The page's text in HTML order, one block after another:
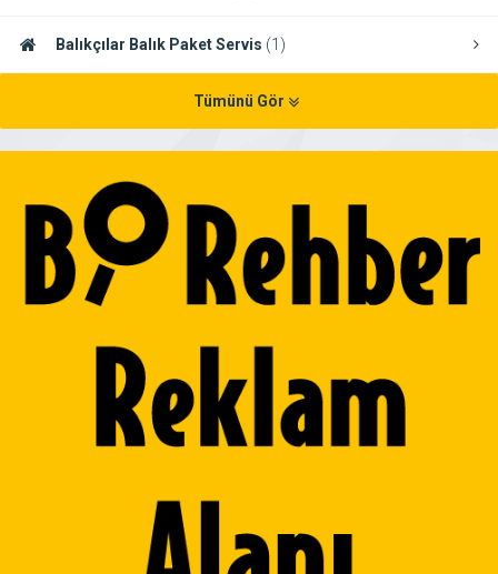
Balıkçılar Balık Paket Servis (1)
Tümünü Gör